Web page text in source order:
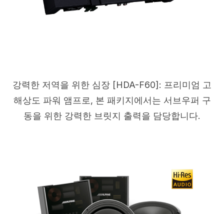
강력한 저역을 위한 심장 [HDA-F60]: 프리미엄 고
해상도 파워 앰프로, 본 패키지에서는 서브우퍼 구
동을 위한 강력한 브릿지 출력을 담당합니다.